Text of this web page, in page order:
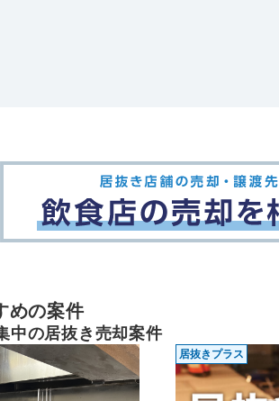
めの案件
中の居抜き売却案件
居抜きプラス